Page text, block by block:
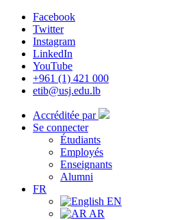
Facebook
Twitter
Instagram
LinkedIn
YouTube
+961 (1) 421 000
etib@usj.edu.lb
Accréditée par
Se connecter
Étudiants
Employés
Enseignants
Alumni
FR
EN
AR